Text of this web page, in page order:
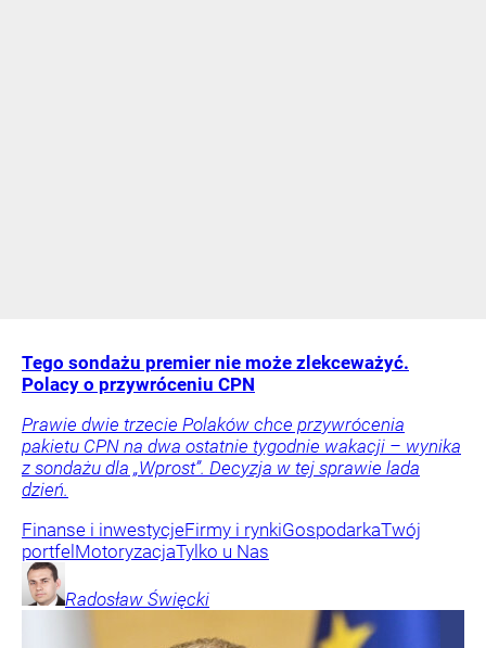
Tego sondażu premier nie może zlekceważyć.
Polacy o przywróceniu CPN
Prawie dwie trzecie Polaków chce przywrócenia
pakietu CPN na dwa ostatnie tygodnie wakacji – wynika
z sondażu dla „Wprost”. Decyzja w tej sprawie lada
dzień.
Finanse i inwestycjeFirmy i rynkiGospodarkaTwój
portfel MotoryzacjaTylko u Nas
Radosław Święcki